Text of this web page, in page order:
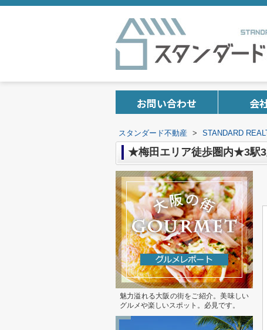
お問い合わせ 会
スタンダード不動産 > STANDARD
★梅田エリア徒歩圏内★3駅
魅力溢れる大阪の街をご紹介。美味しい
グルメや楽しいスポット。必見です。